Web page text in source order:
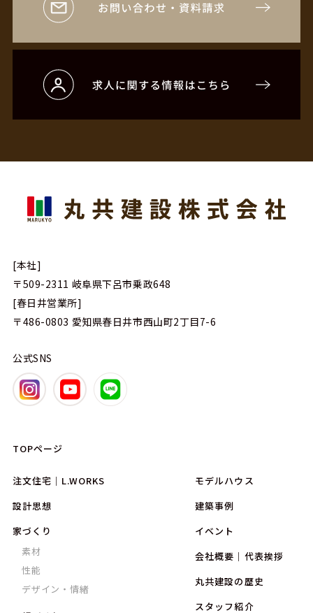
[本社]
〒509-2311 岐阜県下呂市乗政648
[春日井営業所]
〒486-0803 愛知県春日井市西山町2丁目7-6
公式SNS
TOPページ
注文住宅｜L.WORKS
設計思想
家づくり
素材
性能
デザイン・情緒
モデルハウス
建築事例
イベント
会社概要｜代表挨拶
丸共建設の歴史
スタッフ紹介